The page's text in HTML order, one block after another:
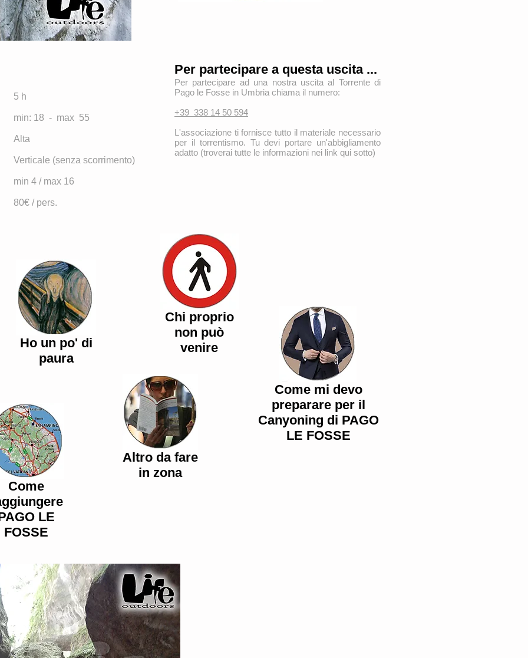
5 h
min: 18 - max 55
Alta
Verticale (senza scorrimento)
min 4 / max 16
80€ / pers.
Per partecipare a questa uscita ...
Per partecipare ad una nostra uscita al Torrente di
Pago le Fosse in Umbria chiama il numero:
+39 338 14 50 594
L'associazione ti fornisce tutto il materiale necessario
per il torrentismo. Tu devi portare un'abbigliamento
adatto (troverai tutte le informazioni nei link qui sotto)
Ho un po' di
paura
Come
LE
FOSSE
Chi proprio
non può
venire
Altro da fare
in zona
Come mi devo
preparare per il
Canyoning di PAGO
LE FOSSE